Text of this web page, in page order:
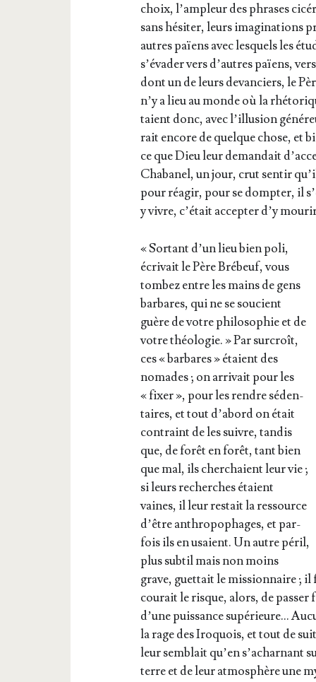
choix, l’am­pleur des phrases
sans hési­ter, leurs ima­gi­na­tions
autres païens avec les­quels les
s’é­va­der vers d’autres païens,
dont un de leurs devan­ciers, le
n’y a lieu au monde où la
taient donc, avec l’illu­sion
rait encore de quelque chose, et
ce que Dieu leur deman­dait
Cha­ba­nel, un jour, crut sen­tir
pour réagir, pour se domp­ter, il
y vivre, c’é­tait accep­ter d’y
« Sor­tant d’un lieu bien poli,
écri­vait le Père Bré­beuf, vous
tom­bez entre les mains de gens
bar­bares, qui ne se sou­cient
guère de votre phi­lo­so­phie et de
votre théo­lo­gie. » Par sur­croît,
ces « bar­bares » étaient des
nomades ; on arri­vait pour les
« fixer », pour les rendre séden­
taires, et tout d’a­bord on était
contraint de les suivre, tan­dis
que, de forêt en forêt, tant bien
que mal, ils cher­chaient leur vie ;
si leurs recherches étaient
vaines, il leur res­tait la res­source
d’être anthro­po­phages, et par­
fois ils en usaient. Un autre péril,
plus sub­til mais non moins
grave, guet­tait le mis­sion­naire ;
cou­rait le risque, alors, de
d’une puis­sance supé­rieure…
la rage des Iro­quois, et tout de
leur sem­blait qu’en s’a­char­nant
terre et de leur atmo­sphère une